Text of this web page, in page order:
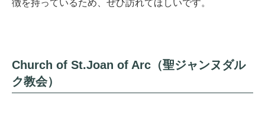
徴を持っているため、ぜひ訪れてほしいです。
Church of St.Joan of Arc（聖ジャンヌダル
ク教会）